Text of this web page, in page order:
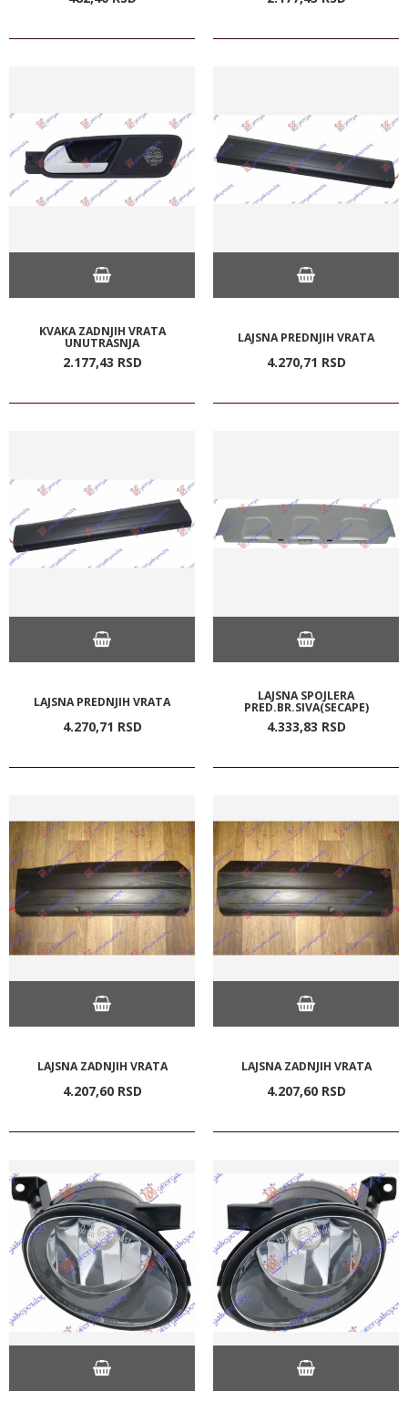
KVAKA ZADNJIH VRATA
UNUTRASNJA
2.177,43 RSD
LAJSNA PREDNJIH VRATA
4.270,71 RSD
LAJSNA PREDNJIH VRATA
4.270,71 RSD
LAJSNA SPOJLERA
PRED.BR.SIVA(SECAPE)
4.333,83 RSD
LAJSNA ZADNJIH VRATA
4.207,60 RSD
LAJSNA ZADNJIH VRATA
4.207,60 RSD